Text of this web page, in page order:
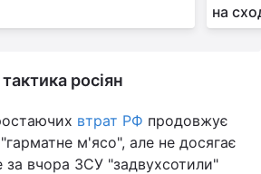
на
тактика росіян
втрат РФ продовжує
м'ясо", але не досягає
за вчора ЗСУ "задвухсотили"